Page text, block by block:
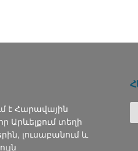
է Հարավային
Արևելքում տեղի
լուսաբանում և